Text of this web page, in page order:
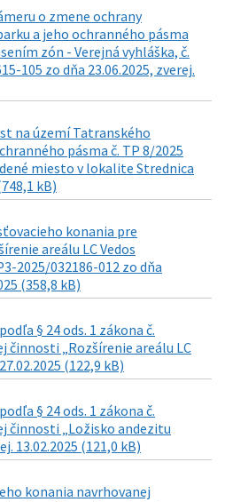
o zmene ochrany
a jeho ochranného pásma
zón - Verejná vyhláška, č.
105 zo dňa 23.06.2025, zverej.
na území Tatranského
pásma č. TP 8/2025
miesto v lokalite Strednica
kB)
konania pre
areálu LC Vedos
2025/032186-012 zo dňa
(358,8 kB)
§ 24 ods. 1 zákona č.
činnosti „Rozšírenie areálu LC
(122,9 kB)
§ 24 ods. 1 zákona č.
činnosti „Ložisko andezitu
13.02.2025 (121,0 kB)
konania navrhovanej